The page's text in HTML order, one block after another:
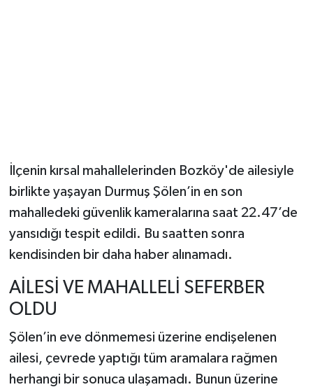
İlçenin kırsal mahallelerinden Bozköy'de ailesiyle
birlikte yaşayan Durmuş Şölen’in en son
mahalledeki güvenlik kameralarına saat 22.47’de
yansıdığı tespit edildi. Bu saatten sonra
kendisinden bir daha haber alınamadı.
AİLESİ VE MAHALLELİ SEFERBER
OLDU
Şölen’in eve dönmemesi üzerine endişelenen
ailesi, çevrede yaptığı tüm aramalara rağmen
herhangi bir sonuca ulaşamadı. Bunun üzerine